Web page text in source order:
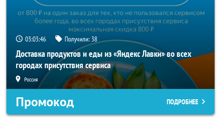
03:03:42 Получили: 38
Доставка продуктов и еды из «Яндекс Лавки» во всех
городах присутствия сервиса
Россия
Промокод ПОДРОБНЕЕ